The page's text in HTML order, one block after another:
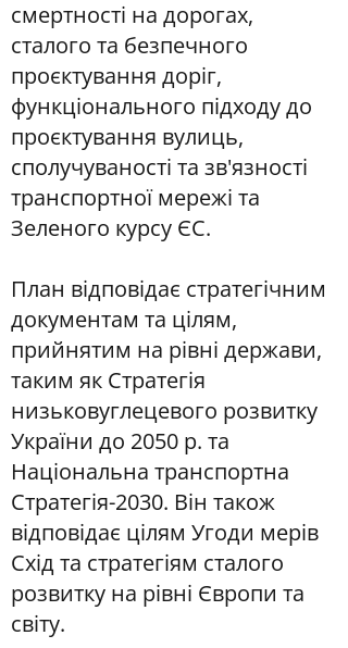
смертності на дорогах,
сталого та безпечного
проєктування доріг,
функціонального підходу до
проєктування вулиць,
сполучуваності та зв'язності
транспортної мережі та
Зеленого курсу ЄС.
План відповідає стратегічним
документам та цілям,
прийнятим на рівні держави,
таким як Стратегія
низьковуглецевого розвитку
України до 2050 р. та
Національна транспортна
Стратегія-2030. Він також
відповідає цілям Угоди мерів
Схід та стратегіям сталого
розвитку на рівні Європи та
світу.